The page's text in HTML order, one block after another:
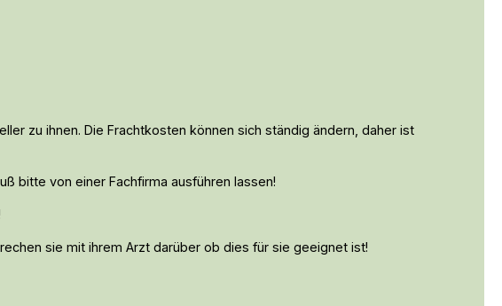
zu ihnen. Die Frachtkosten können sich ständig ändern, daher ist
bitte von einer Fachfirma ausführen lassen!
sie mit ihrem Arzt darüber ob dies für sie geeignet ist!